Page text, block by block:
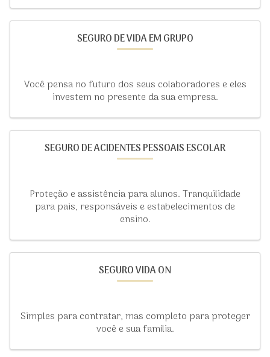
SEGURO DE VIDA EM GRUPO
Você pensa no futuro dos seus colaboradores e eles
investem no presente da sua empresa.
SEGURO DE ACIDENTES PESSOAIS ESCOLAR
Proteção e assistência para alunos. Tranquilidade
para pais, responsáveis e estabelecimentos de
ensino.
SEGURO VIDA ON
Simples para contratar, mas completo para proteger
você e sua família.